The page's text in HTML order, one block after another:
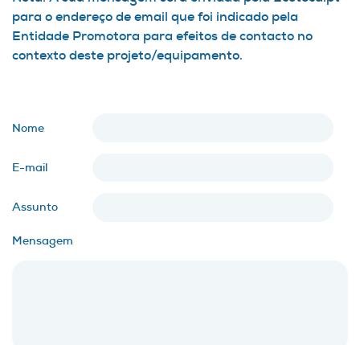
para o endereço de email que foi indicado pela
Entidade Promotora para efeitos de contacto no
contexto deste projeto/equipamento.
Nome
E-mail
Assunto
Mensagem